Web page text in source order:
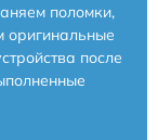
поломки,
оригинальные
после